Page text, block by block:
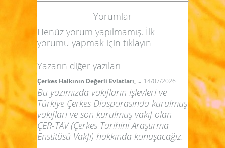
Yorumlar
Henüz yorum yapılmamış. İlk
yorumu yapmak için tıklayın
Yazarın diğer yazıları
Çerkes Halkının Değerli Evlatları, - 14/07/2026
Bu yazımızda vakıfların işlevleri ve
Türkiye Çerkes Diasporasında kurulmuş
vakıfları ve son kurulmuş vakıf olan
ÇER-TAV (Çerkes Tarihini Araştırma
Enstitüsü Vakfı) hakkında konuşacağız.